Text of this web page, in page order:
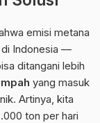
emisi metana
di Indonesia —
ditangani lebih
yang masuk
Artinya, kita
ton per hari